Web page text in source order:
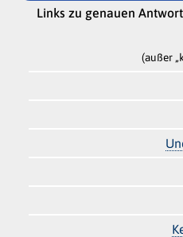
Links zu genauen
(außer